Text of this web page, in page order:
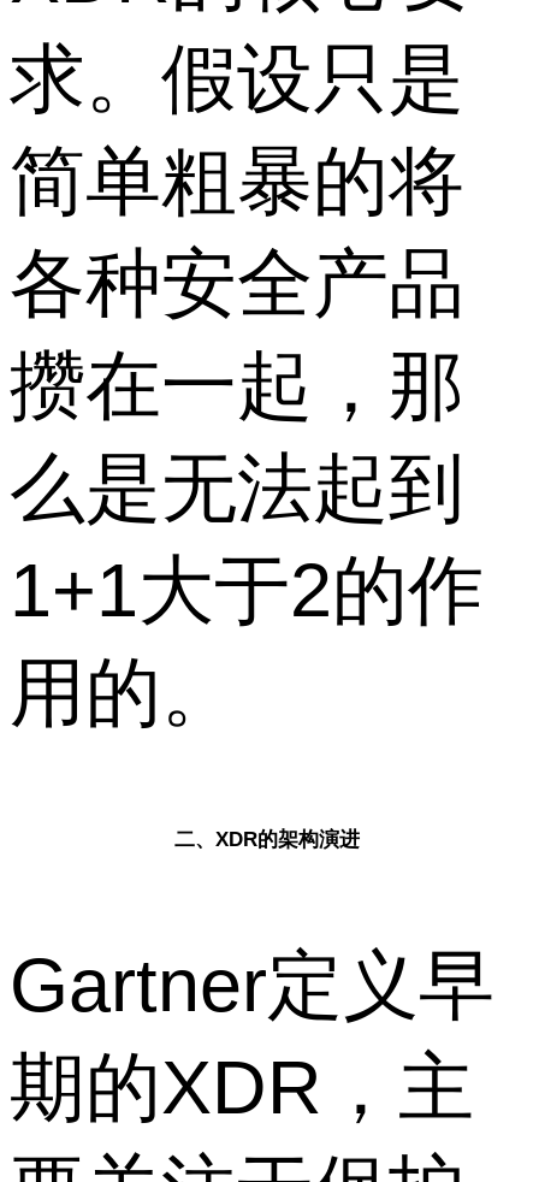
求。假设只是
简单粗暴的将
各种安全产品
攒在一起，那
么是无法起到
1+1大于2的作
用的。
二、XDR的架构演进
Gartner定义早
期的XDR，主